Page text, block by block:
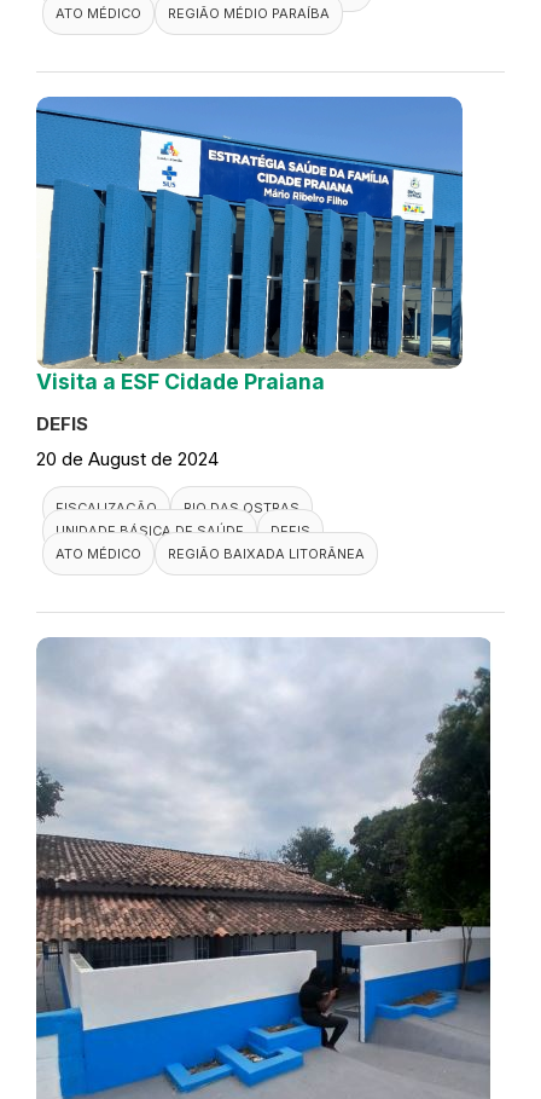
ATO MÉDICO
REGIÃO MÉDIO PARAÍBA
Visita a ESF Cidade Praiana
DEFIS
20 de August de 2024
FISCALIZAÇÃO
RIO DAS OSTRAS
UNIDADE BÁSICA DE SAÚDE
DEFIS
ATO MÉDICO
REGIÃO BAIXADA LITORÂNEA